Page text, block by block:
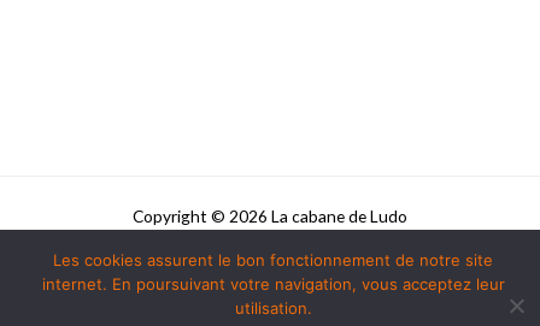
Copyright © 2026 La cabane de Ludo
Powered by La cabane de Ludo
Les cookies assurent le bon fonctionnement de notre site
internet. En poursuivant votre navigation, vous acceptez leur
utilisation.